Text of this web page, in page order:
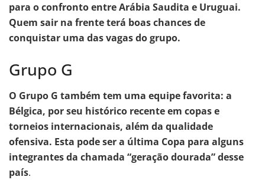
para o confronto entre Arábia Saudita e Uruguai.
Quem sair na frente terá boas chances de
conquistar uma das vagas do grupo.
Grupo G
O Grupo G também tem uma equipe favorita: a
Bélgica, por seu histórico recente em copas e
torneios internacionais, além da qualidade
ofensiva. Esta pode ser a última Copa para alguns
integrantes da chamada “geração dourada” desse
país.